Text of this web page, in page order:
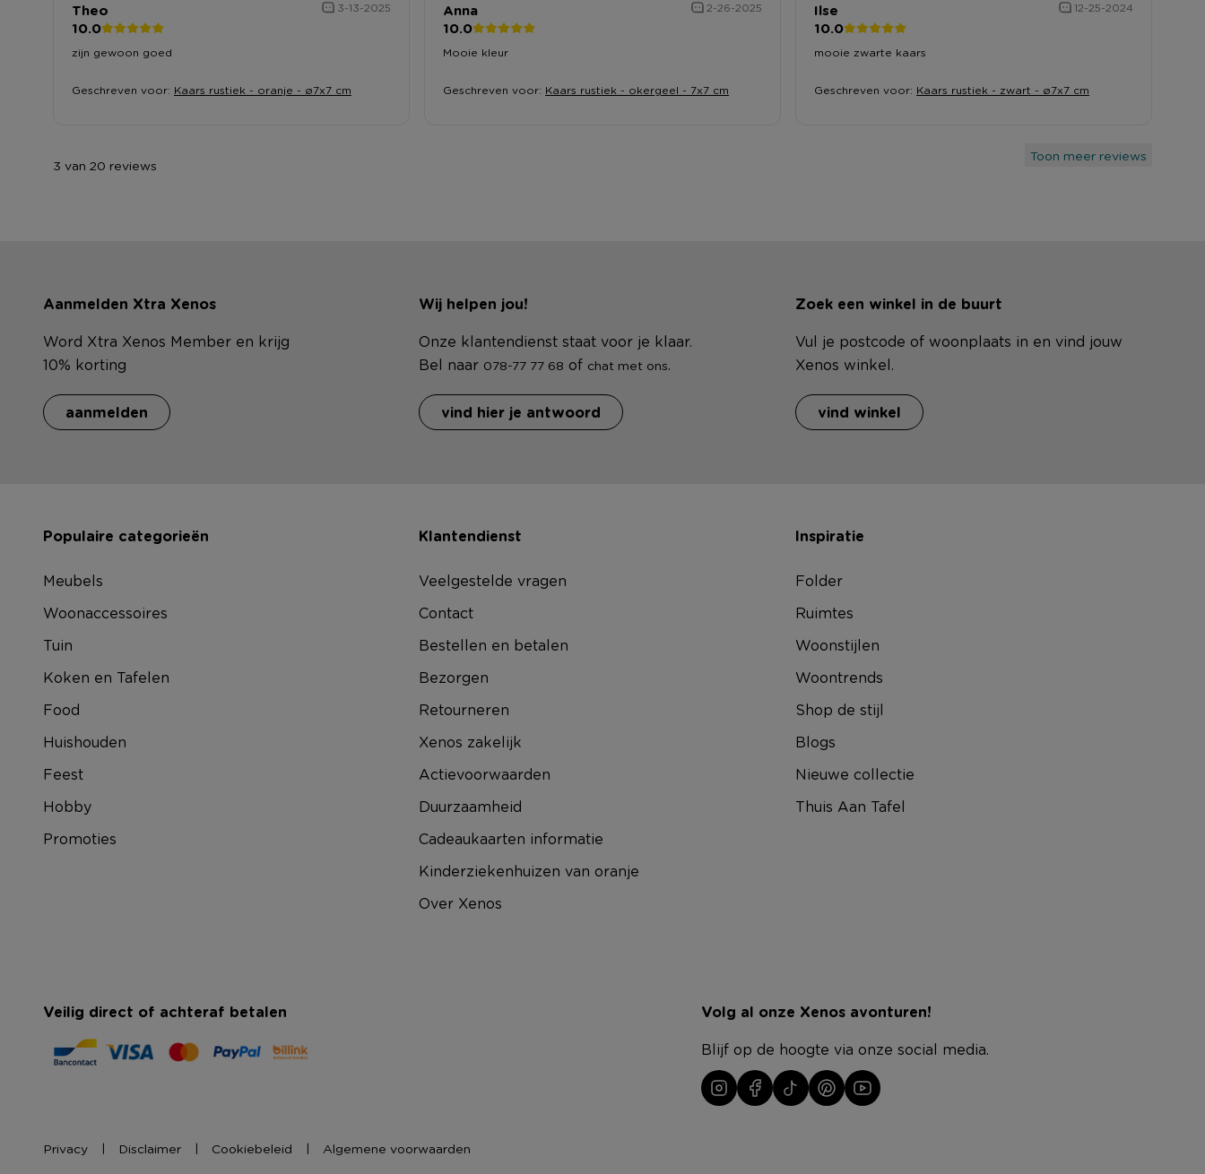
Theo 3-13-2025
10.0
zijn gewoon goed
Geschreven voor: Kaars rustiek - oranje - ø7x7 cm
Anna 2-26-2025
10.0
Mooie kleur
Geschreven voor: Kaars rustiek - okergeel - 7x7 cm
Ilse 12-25-2024
10.0
mooie zwarte kaars
Geschreven voor: Kaars rustiek - zwart - ø7x7 cm
3 van 20 reviews
Toon meer reviews
Aanmelden Xtra Xenos
Word Xtra Xenos Member en krijg
10% korting
aanmelden
Wij helpen jou!
Onze klantendienst staat voor je klaar.
Bel naar 078-77 77 68 of chat met ons.
vind hier je antwoord
Zoek een winkel in de buurt
Vul je postcode of woonplaats in en vind jouw
Xenos winkel.
vind winkel
Populaire categorieën
Meubels
Woonaccessoires
Tuin
Koken en Tafelen
Food
Huishouden
Feest
Hobby
Promoties
Klantendienst
Veelgestelde vragen
Contact
Bestellen en betalen
Bezorgen
Retourneren
Xenos zakelijk
Actievoorwaarden
Duurzaamheid
Cadeaukaarten informatie
Kinderziekenhuizen van oranje
Over Xenos
Inspiratie
Folder
Ruimtes
Woonstijlen
Woontrends
Shop de stijl
Blogs
Nieuwe collectie
Thuis Aan Tafel
Veilig direct of achteraf betalen Volg al onze Xenos avonturen!
Blijf op de hoogte via onze social media.
Privacy Disclaimer Cookiebeleid Algemene voorwaarden